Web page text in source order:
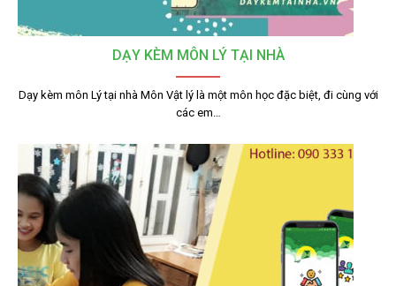
DẠY KÈM MÔN LÝ TẠI NHÀ
Dạy kèm môn Lý tại nhà Môn Vật lý là một môn học đặc biệt, đi cùng với
các em…